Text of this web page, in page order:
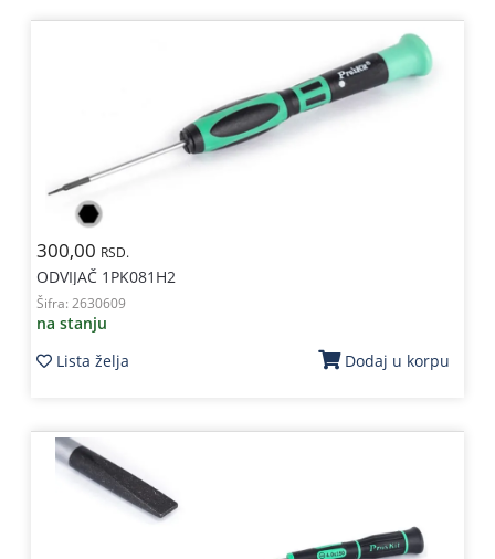
300,00 RSD.
ODVIJAČ 1PK081H2
Šifra: 2630609
na stanju
Lista želja
Dodaj u korpu